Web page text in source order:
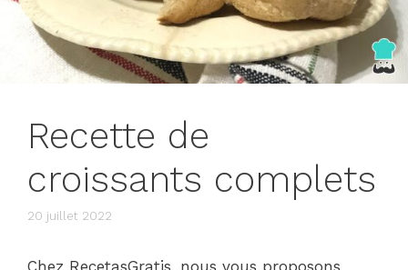
Recette de
croissants complets
20 juillet 2022